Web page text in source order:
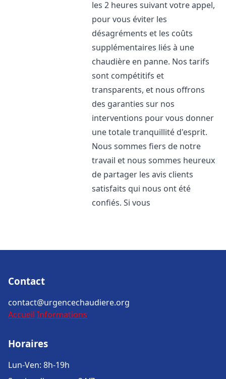
les 2 heures suivant votre appel,
pour vous éviter les
désagréments et les coûts
supplémentaires liés à une
chaudière en panne. Nos tarifs
sont compétitifs et
transparents, et nous offrons
des garanties sur nos
interventions pour vous donner
une totale tranquillité d'esprit.
Nous sommes fiers de notre
travail et nous sommes heureux
de partager les avis clients
satisfaits qui nous ont été
confiés. Si vous
Contact
contact@urgencechaudiere.org
Accueil Informations
Horaires
Lun-Ven: 8h-19h